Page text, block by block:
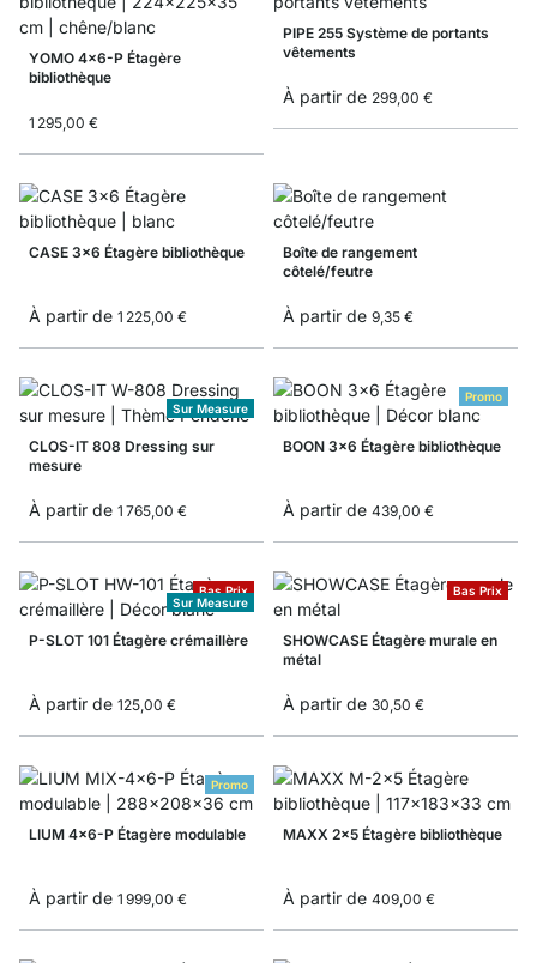
YOMO 4x6-P Étagère
bibliothèque
1 295,00 €
PIPE 255 Système de portants
vêtements
À partir de 299,00 €
CASE 3x6 Étagère bibliothèque
À partir de 1 225,00 €
Boîte de rangement
côtelé/feutre
À partir de 9,35 €
Sur Measure
CLOS-IT 808 Dressing sur
mesure
À partir de 1 765,00 €
Promo
BOON 3x6 Étagère bibliothèque
À partir de 439,00 €
Bas Prix
Sur Measure
P-SLOT 101 Étagère crémaillère
À partir de 125,00 €
Bas Prix
SHOWCASE Étagère murale en
métal
À partir de 30,50 €
Promo
LIUM 4x6-P Étagère modulable
À partir de 1 999,00 €
MAXX 2x5 Étagère bibliothèque
À partir de 409,00 €